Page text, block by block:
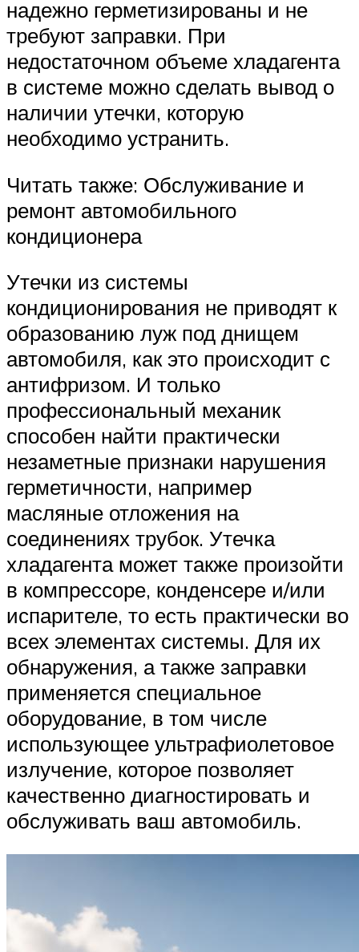
надежно герметизированы и не
требуют заправки. При
недостаточном объеме хладагента
в системе можно сделать вывод о
наличии утечки, которую
необходимо устранить.
Читать также: Обслуживание и
ремонт автомобильного
кондиционера
Утечки из системы
кондиционирования не приводят к
образованию луж под днищем
автомобиля, как это происходит с
антифризом. И только
профессиональный механик
способен найти практически
незаметные признаки нарушения
герметичности, например
масляные отложения на
соединениях трубок. Утечка
хладагента может также произойти
в компрессоре, конденсере и/или
испарителе, то есть практически во
всех элементах системы. Для их
обнаружения, а также заправки
применяется специальное
оборудование, в том числе
использующее ультрафиолетовое
излучение, которое позволяет
качественно диагностировать и
обслуживать ваш автомобиль.